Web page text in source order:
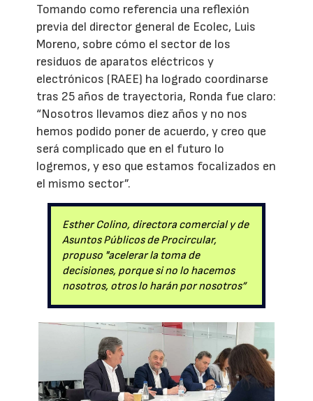
Tomando como referencia una reflexión
previa del director general de Ecolec, Luis
Moreno, sobre cómo el sector de los
residuos de aparatos eléctricos y
electrónicos (RAEE) ha logrado coordinarse
tras 25 años de trayectoria, Ronda fue claro:
“Nosotros llevamos diez años y no nos
hemos podido poner de acuerdo, y creo que
será complicado que en el futuro lo
logremos, y eso que estamos focalizados en
el mismo sector”.
Esther Colino, directora comercial y de
Asuntos Públicos de Procircular,
propuso "acelerar la toma de
decisiones, porque si no lo hacemos
nosotros, otros lo harán por nosotros”